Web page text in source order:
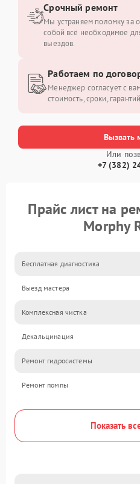
Вызвать
Или
+7 (382)
Срочный ремонт
Мы устраняем поломку за
собой всё необходимое
выездов.
Работаем по
Менеджер согласует с
стоимость, сроки,
Прайс лист на
Morphy
Бесплатная диагностика
Выезд мастера
Комплексная чистка
Декальцинация
Ремонт гидросистемы
Ремонт помпы
Показать